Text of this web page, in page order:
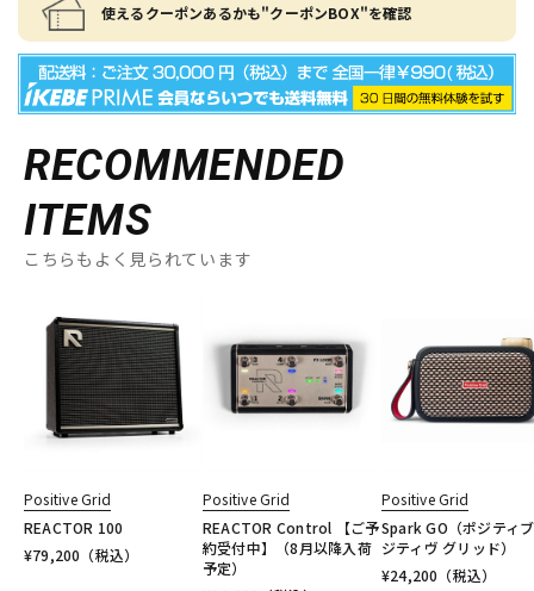
使えるクーポンあるかも"クーポンBOX"を確認
RECOMMENDED
ITEMS
こちらもよく見られています
Positive Grid
REACTOR 100
¥79,200 （税込）
Positive Grid
REACTOR Control 【ご予
約受付中】（8月以降入荷
予定）
Positive Grid
Spark GO（ポジティ
ジティヴ グリッド）
¥24,200 （税込）